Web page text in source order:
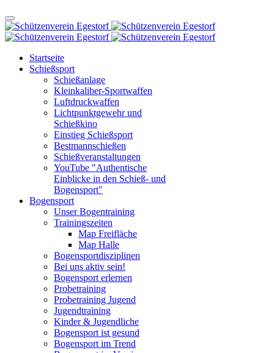
Startseite
Schießsport
Schießanlage
Kleinkaliber-Sportwaffen
Luftdruckwaffen
Lichtpunktgewehr und
Schießkino
Einstieg Schießsport
Bestmannschießen
Schießveranstaltungen
YouTube "Authentische
Einblicke in den Schieß- und
Bogensport"
Bogensport
Unser Bogentraining
Trainingszeiten
Map Freifläche
Map Halle
Bogensportdisziplinen
Bei uns aktiv sein!
Bogensport erlernen
Probetraining
Probetraining Jugend
Jugendtraining
Kinder & Jugendliche
Bogensport ist gesund
Bogensport im Trend